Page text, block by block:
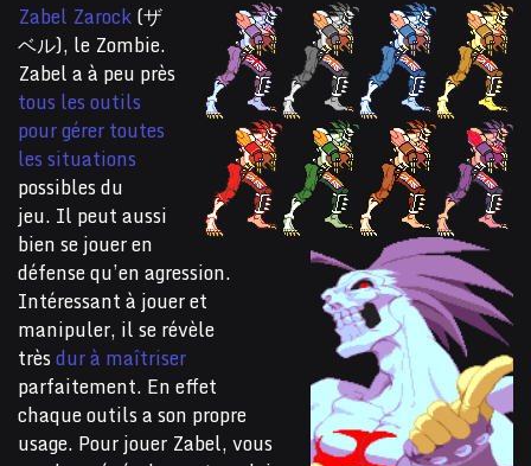
Zabel Zarock(ザ
ベル), le Zombie.
Zabel a à peu près
tous les outils
pour gérer toutes
les situations
possibles du
jeu. Il peut aussi
bien se jouer en
défense qu’en agression.
Intéressant à jouer et
manipuler, il se révèle
trèsdur à maîtriser
parfaitement. En effet
chaque outils a son propre
usage. Pour jouer Zabel, vous